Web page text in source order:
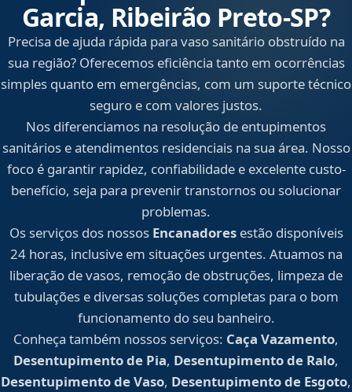
Garcia, Ribeirão Preto‑SP?
Precisa de ajuda rápida para vaso sanitário obstruído na
sua região? Oferecemos eficiência tanto em ocorrências
simples quanto em emergências, com um suporte técnico
seguro e com valores justos.
Nos diferenciamos na resolução de entupimentos
sanitários e atendimentos residenciais na sua área. Nosso
foco é garantir rapidez, confiabilidade e excelente custo-
benefício, seja para prevenir transtornos ou solucionar
problemas.
Os serviços dos nossos Encanadoresestão disponíveis
24 horas, inclusive em situações urgentes. Atuamos na
liberação de vasos, remoção de obstruções, limpeza de
tubulações e diversas soluções completas para o bom
funcionamento do seu banheiro.
Conheça também nossos serviços: Caça Vazamento,
Desentupimento de Pia, Desentupimento de Ralo,
Desentupimento de Vaso, Desentupimento de Esgoto,